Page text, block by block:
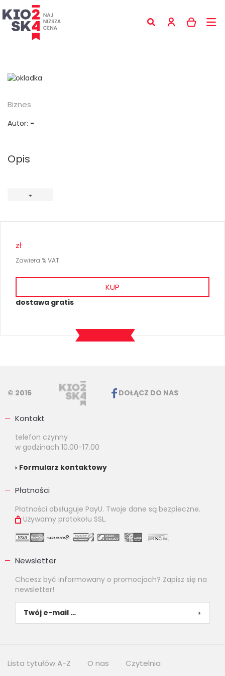
Biznes
Autor: -
Opis
zł
Zawiera % VAT
KUP
dostawa gratis
© 2016 DOŁĄCZ DO NAS
Kontakt
telefon czynny
w godzinach 10.00-17.00
Formularz kontaktowy
Płatności
Płatności obsługuje PayU. Twoje dane są bezpieczne.
Używamy protokołu SSL.
Newsletter
Chcesz być informowany o promocjach? Zapisz się na
newsletter!
Lista tytułów A-Z O nas Czytelnia